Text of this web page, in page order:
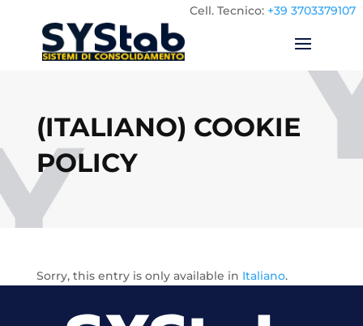
Cell. Tecnico: +39 3703379107
(ITALIANO) COOKIE
POLICY
Sorry, this entry is only available in Italiano.